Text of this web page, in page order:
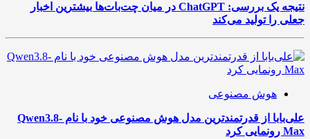
نتیجه یک بررسی: ChatGPT در میان چت‌بات‌ها بیشترین اخبار
جعلی را تولید می‌کند
هوش مصنوعی
علی‌بابا از قدرتمندترین مدل هوش مصنوعی خود با نام Qwen3.8-
Max رونمایی کرد